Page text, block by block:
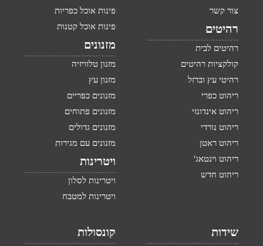
צור קשר
רהיטים
רהיטים לבית
קולקציות רהיטים
רהיטי עץ וברזל
ריהוט כפרי
ריהוט אינדונזי
ריהוט נורדי
ריהוט ראטן
ריהוט וינטאג'
ריהוט חדש
פינות אוכל כפריות
פינות אוכל קטנות
מזנונים
מזנון טלוויזיה
מזנון עץ
מזנונים כפריים
מזנונים פתוחים
מזנונים גדולים
מזנונים עם מגירות
ויטרינות
ויטרינות לסלון
ויטרינות למטבח
שידות קונסולות